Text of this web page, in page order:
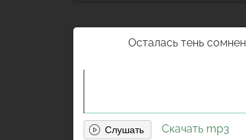
Осталась тень
Скачать mp3